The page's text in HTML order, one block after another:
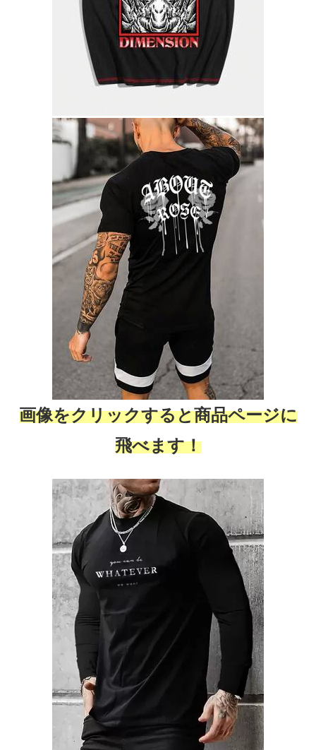
画像をクリックすると商品ページに
飛べます！